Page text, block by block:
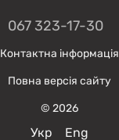
067 323-17-30
Контактна інформація
Повна версія сайту
© 2026
Укр Eng